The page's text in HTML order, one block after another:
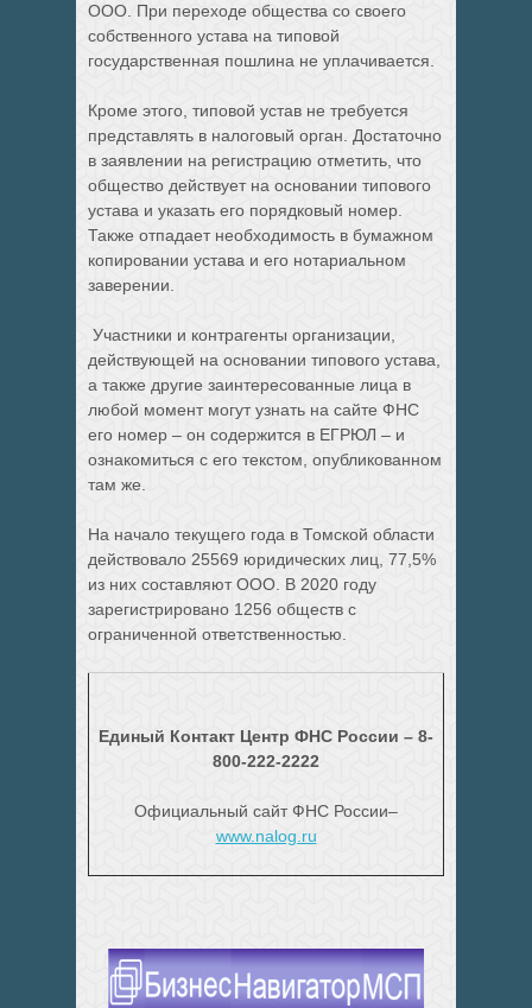
ООО. При переходе общества со своего
собственного устава на типовой
государственная пошлина не уплачивается.
Кроме этого, типовой устав не требуется
представлять в налоговый орган. Достаточно
в заявлении на регистрацию отметить, что
общество действует на основании типового
устава и указать его порядковый номер.
Также отпадает необходимость в бумажном
копировании устава и его нотариальном
заверении.
Участники и контрагенты организации,
действующей на основании типового устава,
а также другие заинтересованные лица в
любой момент могут узнать на сайте ФНС
его номер – он содержится в ЕГРЮЛ – и
ознакомиться с его текстом, опубликованном
там же.
На начало текущего года в Томской области
действовало 25569 юридических лиц, 77,5%
из них составляют ООО. В 2020 году
зарегистрировано 1256 обществ с
ограниченной ответственностью.
Единый Контакт Центр ФНС России – 8-
800-222-2222
Официальный сайт ФНС России–
www.nalog.ru